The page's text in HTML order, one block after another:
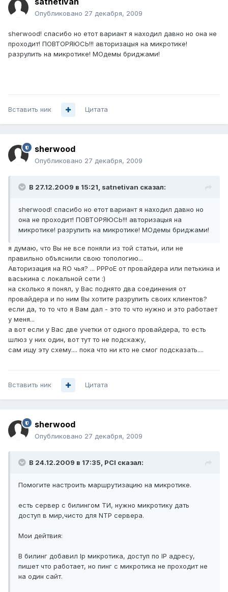
Опубликовано 27 декабря, 2009
sherwood! спасибо но етот вариант я находил давно но она не
проходит! ПОВТОРЯЮСЬ!!! авторизацыя на микротике!
разрулить на микротике! МОдемы бриджами!
Вставить ник Цитата
sherwood
Опубликовано 27 декабря, 2009
В 27.12.2009 в 15:21, satnetivan сказал:
sherwood! спасибо но етот вариант я находил давно но
она не проходит! ПОВТОРЯЮСЬ!!! авторизацыя на
микротике! разрулить на микротике! МОдемы бриджами!
я думаю, что Вы не все поняли из той статьи, или не
правильно объяснили свою топологию...
Авторизация на RO чья? ... PPPoE от провайдера или петькина и
васькина с локальной сети :)
на сколько я понял, у Вас поднято два соединения от
провайдера и по ним Вы хотите разрулить своих клиентов?
если да, то то что я Вам дал - это то что нужно и это работает
у меня...
а вот если у Вас две учетки от одного провайдера, то есть
шлюз у них один, вот тут то не подскажу,
сам ищу эту схему.... пока что ни кто не смог подсказать....
Вставить ник Цитата
sherwood
Опубликовано 27 декабря, 2009
В 24.12.2009 в 17:35, PCI сказал:
Помогите настроить маршрутизацию на микротике.
есть сервер с билингом ТИ, нужно микротику дать
доступ в мир,чисто для NTP сервера.
Мои дейтвия:
В билинг добавил Ip микротика, доступ по IP адресу,
пишет что работает, но пинг с микротика не проходит не
на один сайт.